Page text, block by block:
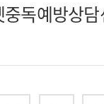
독예방상